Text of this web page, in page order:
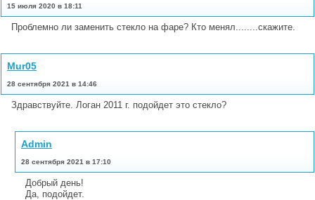
15 июля 2020 в 18:11
Проблемно ли заменить стекло на фаре? Кто менял........скажите.
Mur05
28 сентября 2021 в 14:46
Здравствуйте. Логан 2011 г. подойдет это стекло?
Admin
28 сентября 2021 в 17:10
Добрый день!
Да, подойдет.